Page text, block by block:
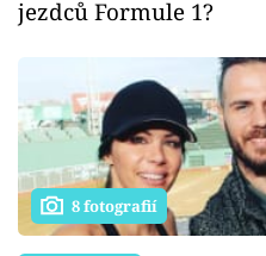
jezdců Formule 1?
8 fotografií